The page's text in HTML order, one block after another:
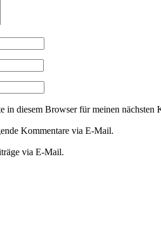
in diesem Browser für meinen nächsten
Kommentare via E-Mail.
via E-Mail.